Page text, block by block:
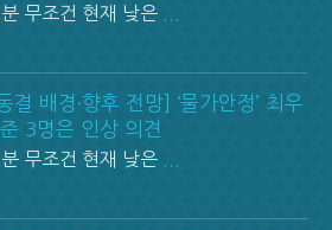
무조건 현재 낮은
배경·향후 전망] ‘물가안정’ 최우
3명은 인상 의견
무조건 현재 낮은